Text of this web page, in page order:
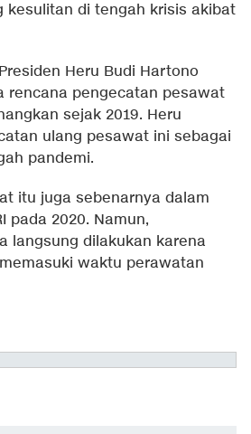
kesulitan di tengah krisis akibat
Heru Budi Hartono
rencana pengecatan pesawat
sejak 2019. Heru
ulang pesawat ini sebagai
pandemi.
itu juga sebenarnya dalam
pada 2020. Namun,
langsung dilakukan karena
waktu perawatan